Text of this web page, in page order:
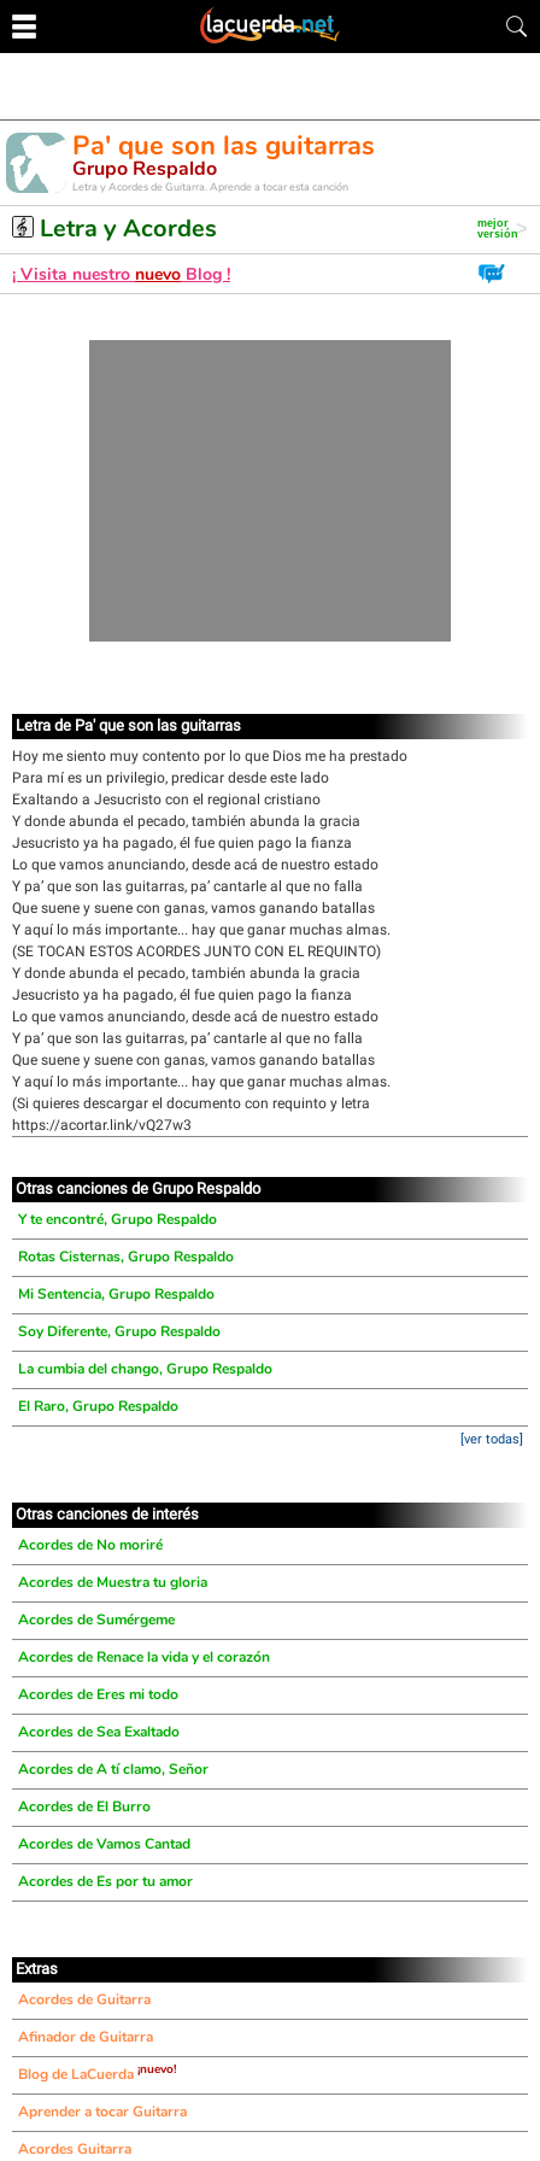
Pa' que son las guitarras
Grupo Respaldo
Letra y Acordes de Guitarra. Aprende a tocar esta canción
Letra y Acordes
¡ Visita nuestro nuevo Blog !
Letra de Pa' que son las guitarras
Hoy me siento muy contento por lo que Dios me ha prestado
Para mí es un privilegio, predicar desde este lado
Exaltando a Jesucristo con el regional cristiano
Y donde abunda el pecado, también abunda la gracia
Jesucristo ya ha pagado, él fue quien pago la fianza
Lo que vamos anunciando, desde acá de nuestro estado
Y pa’ que son las guitarras, pa’ cantarle al que no falla
Que suene y suene con ganas, vamos ganando batallas
Y aquí lo más importante... hay que ganar muchas almas.
(SE TOCAN ESTOS ACORDES JUNTO CON EL REQUINTO)
Y donde abunda el pecado, también abunda la gracia
Jesucristo ya ha pagado, él fue quien pago la fianza
Lo que vamos anunciando, desde acá de nuestro estado
Y pa’ que son las guitarras, pa’ cantarle al que no falla
Que suene y suene con ganas, vamos ganando batallas
Y aquí lo más importante... hay que ganar muchas almas.
(Si quieres descargar el documento con requinto y letra
https://acortar.link/vQ27w3
Otras canciones de Grupo Respaldo
Y te encontré, Grupo Respaldo
Rotas Cisternas, Grupo Respaldo
Mi Sentencia, Grupo Respaldo
Soy Diferente, Grupo Respaldo
La cumbia del chango, Grupo Respaldo
El Raro, Grupo Respaldo
[ver todas]
Otras canciones de interés
Acordes de No moriré
Acordes de Muestra tu gloria
Acordes de Sumérgeme
Acordes de Renace la vida y el corazón
Acordes de Eres mi todo
Acordes de Sea Exaltado
Acordes de A tí clamo, Señor
Acordes de El Burro
Acordes de Vamos Cantad
Acordes de Es por tu amor
Extras
Acordes de Guitarra
Afinador de Guitarra
Blog de LaCuerda ¡nuevo!
Aprender a tocar Guitarra
Acordes Guitarra